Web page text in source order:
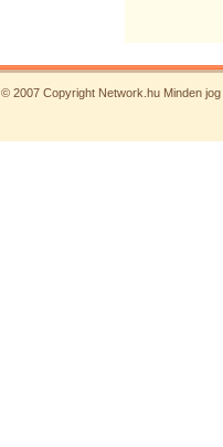
© 2007 Copyright Network.hu Minden jog